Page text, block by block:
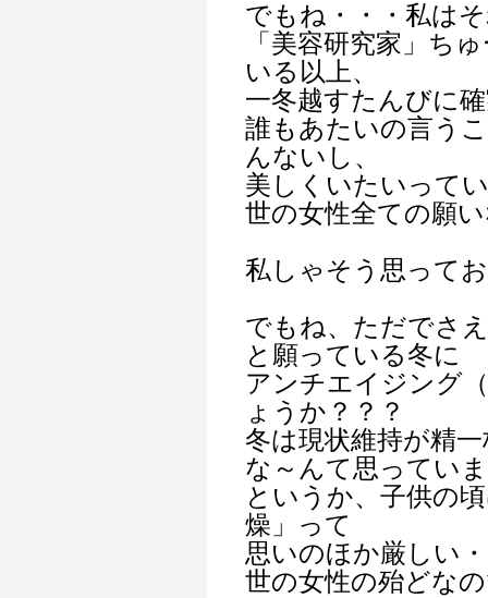
でもね・・・私は
「美容研究家」ち
いる以上、
一冬越すたんびに
誰もあたいの言う
んないし、
美しくいたいって
世の女性全ての願
私しゃそう思って
でもね、ただでさ
と願っている冬に
アンチエイジング
ょうか？？？
冬は現状維持が精
な～んて思ってい
というか、子供の
燥」って
思いのほか厳しい
世の女性の殆どな